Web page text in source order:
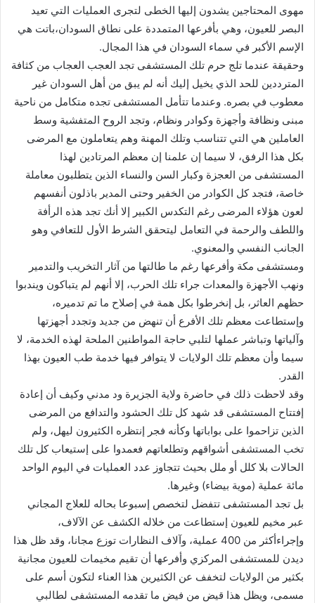
مهوى المحتاجين يشدون إليها الخطى لتجرى العمليات التي تعيد
البصر للعيون، وهي بأفرعها المتمددة على نطاق السودان،باتت هي
الإسم الأكبر في سماء السودان في هذا المجال.
وحقيقة عندما تلج حرم تلك المستشفى تجد العجب العجاب من كثافة
المترددين للحد الذي يخيل إليك أنه لم يبق من أهل السودان غير
معطوب في بصره. وعندما تتأمل المستشفى تجده متكامل من ناحية
مبنى ونظافة وأجهزة وكوادر ونظام، وتجد الروح المتفشية وسط
العاملين هي التي تتناسب وتلك المهنة وهم يتعاملون مع المرضى
بكل هذا الرفق، لا سيما إن علمنا إن معظم المرتادين لهذا
المستشفى من العجزة وكبار السن والنساء الذين يتطلبون معاملة
خاصة، فتجد كل الكوادر من الخفير وحتى المدير باذلون أنفسهم
لعون هؤلاء المرضى رغم التكدس الكبير إلا أنك تجد هذه الرأفة
واللطف والرحمة في التعامل ليتحقق الشرط الأول للتعافي وهو
الجانب النفسي والمعنوي.
ومستشفى مكة وأفرعها رغم ما طالتها من آثار التخريب والتدمير
ونهب الأجهزة والمعدات جراء تلك الحرب، إلا أنهم لم يتباكون ويندبوا
حظهم العاثر، بل إنخرطوا بكل همة في إصلاح ما تم تدميره،
وإستطاعت معظم تلك الأفرع أن تنهض من جديد وتجدد أجهزتها
وآلياتها وتباشر عملها لتلبي حاجة المواطنين الملحة لهذه الخدمة، لا
سيما وأن معظم تلك الولايات لا يتوافر فيها خدمة طب العيون بهذا
القدر.
وقد لاحظت ذلك في حاضرة ولاية الجزيرة ود مدني وكيف أن إعادة
إفتتاح المستشفى قد شهد كل تلك الحشود والتدافع من المرضى
الذين تزاحموا على بواباتها وكأنه فجر إنتظره الكثيرون ليهل، ولم
تخب المستشفى أشواقهم وتطلعاتهم فعمدوا على إستيعاب كل تلك
الحالات بلا كلل أو ملل بحيث تتجاوز عدد العمليات في اليوم الواحد
مائة عملية (موية بيضاء) وغيرها.
بل تجد المستشفى تتفضل لتخصص إسبوعا بحاله للعلاج المجاني
عبر مخيم للعيون إستطاعت من خلاله الكشف عن الآلاف،
وإجراءأكثر من 400 عملية، وآلاف النظارات توزع مجانا، وقد ظل هذا
ديدن للمستشفى المركزي وأفرعها أن تقيم مخيمات للعيون مجانية
بكثير من الولايات لتخفف عن الكثيرين هذا العناء لتكون أسم على
مسمى، ويظل هذا قيض من فيض ما تقدمه المستشفى لطالبي